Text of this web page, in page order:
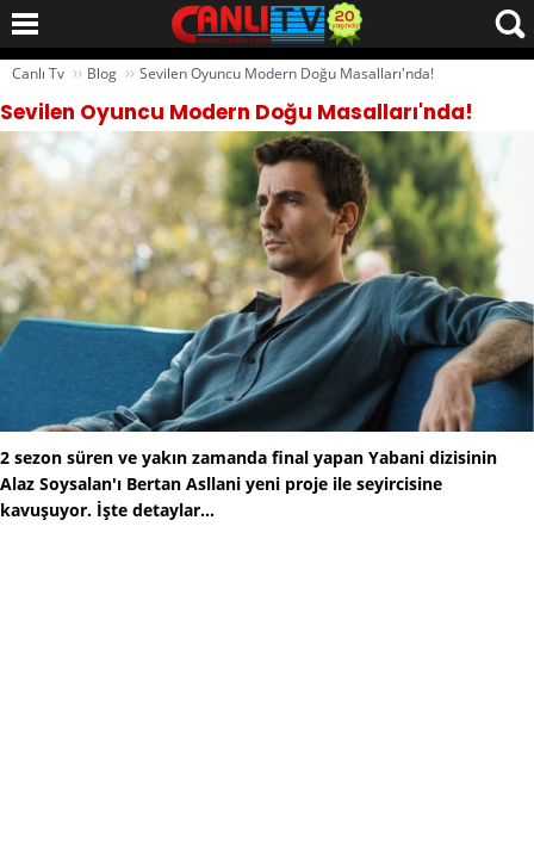
Canlı Tv ›› Blog ›› Sevilen Oyuncu Modern Doğu Masalları'nda!
Sevilen Oyuncu Modern Doğu Masalları'nda!
2 sezon süren ve yakın zamanda final yapan Yabani dizisinin
Alaz Soysalan'ı Bertan Asllani yeni proje ile seyircisine
kavuşuyor. İşte detaylar...